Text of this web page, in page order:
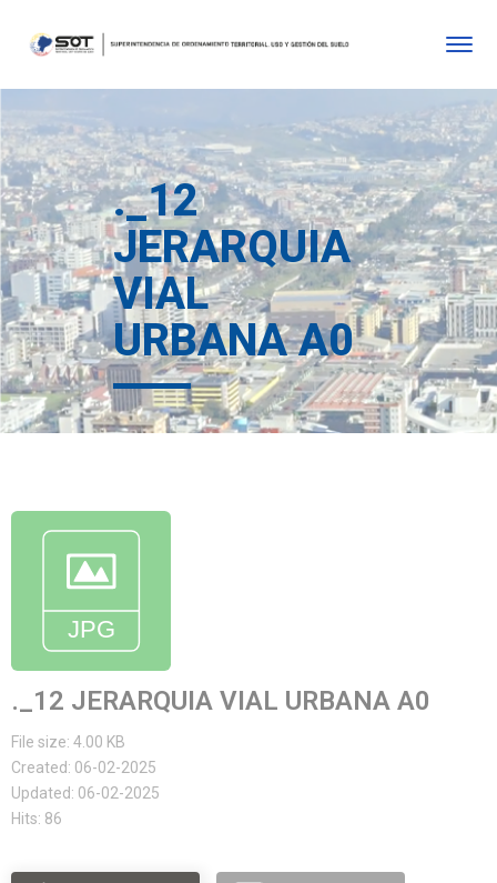
._12
JERARQUIA
VIAL
URBANA A0
._12 JERARQUIA VIAL URBANA A0
File size: 4.00 KB
Created: 06-02-2025
Updated: 06-02-2025
Hits: 86